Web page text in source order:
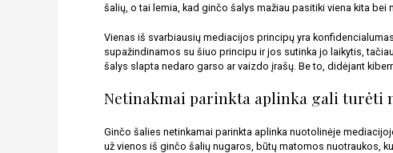
šalių, o tai lemia, kad ginčo šalys mažiau pasitiki viena kita bei
Vienas iš svarbiausių mediacijos principų yra
supažindinamos su šiuo principu ir jos sutinka jo laikytis,
šalys slapta nedaro garso ar vaizdo įrašų. Be to, didėjant
Netinakmai parinkta aplinka gali turėti
Ginčo šalies netinkamai parinkta aplinka nuotolinėje
už vienos iš ginčo šalių nugaros, būtų matomos nuotraukos,